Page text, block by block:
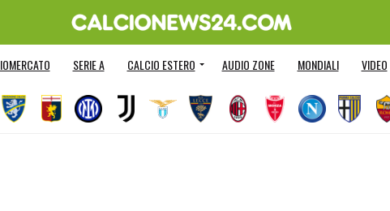
SERIE A CALCIO ESTERO AUDIO ZONE MONDIALI VIDEO